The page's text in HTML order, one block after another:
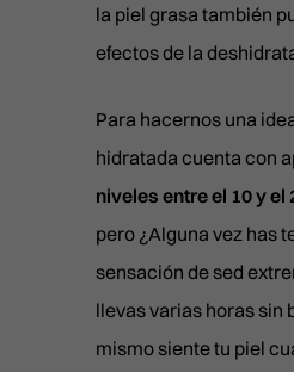
la piel grasa también
efectos de la
Para hacernos una
hidratada cuenta con
niveles entre el 10 y el
pero ¿Alguna vez has
sensación de sed
llevas varias horas sin
mismo siente tu piel